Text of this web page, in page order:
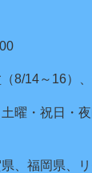
8/14～16）
曜・祝日・
、福岡県、